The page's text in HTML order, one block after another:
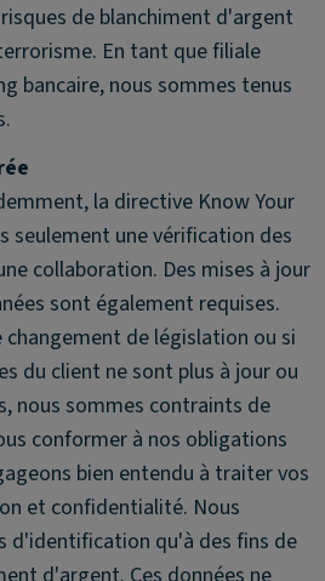
de blanchiment d'argent
En tant que filiale
bancaire, nous sommes tenus
la directive Know Your
seulement une vérification des
collaboration. Des mises à jour
sont également requises.
changement de législation ou si
du client ne sont plus à jour ou
nous sommes contraints de
conformer à nos obligations
bien entendu à traiter vos
et confidentialité. Nous
d'identification qu'à des fins de